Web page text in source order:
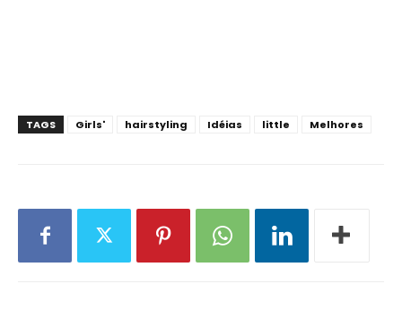
TAGS Girls' hairstyling Idéias little Melhores